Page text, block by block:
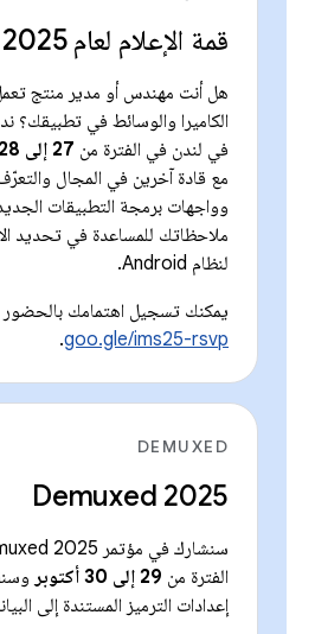
قمة الإعلام لعام 2025
هل أنت مهندس أو مدير منتج
الكاميرا والوسائط في تطبيقك؟
في لندن في الفترة من 27 إلى 28 أكتوبر
مع قادة آخرين في المجال
وواجهات برمجة التطبيقات
ملاحظاتك للمساعدة في تحديد
لنظام Android.
يمكنك تسجيل اهتمامك
goo.gle/ims25-rsvp
.
DEMUXED
Demuxed 2025
الفترة من 29 إلى 30 أكتوبر
إعدادات الترميز المستندة إلى